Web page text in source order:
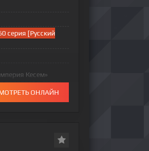
серия [Русский
Кесем»
попадает в гарем
ОНЛАЙН